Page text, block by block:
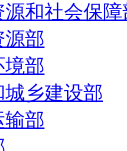
源和社会保
源部
境部
乡建设部
输部